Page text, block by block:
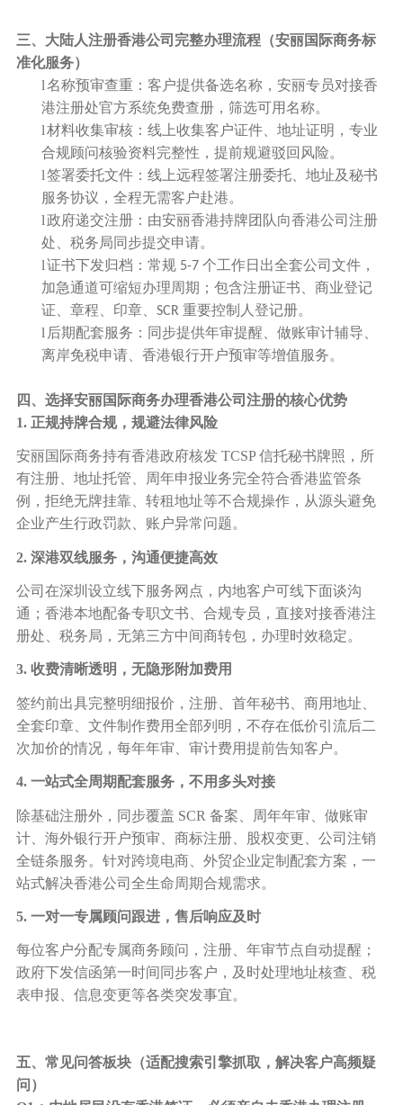
三、大陆人注册香港公司完整办理流程（安丽国际商务标
准化服务）
l名称预审查重：客户提供备选名称，安丽专员对接香
港注册处官方系统免费查册，筛选可用名称。
l材料收集审核：线上收集客户证件、地址证明，专业
合规顾问核验资料完整性，提前规避驳回风险。
l签署委托文件：线上远程签署注册委托、地址及秘书
服务协议，全程无需客户赴港。
l政府递交注册：由安丽香港持牌团队向香港公司注册
处、税务局同步提交申请。
l证书下发归档：常规5-7 个工作日出全套公司文件，
加急通道可缩短办理周期；包含注册证书、商业登记
证、章程、印章、 SCR 重要控制人登记册。
l 后期配套服务：同步提供年审提醒、做账审计辅导、
离岸免税申请、香港银行开户预审等增值服务。
四、选择安丽国际商务办理香港公司注册的核心优势
1. 正规持牌合规，规避法律风险
安丽国际商务持有香港政府核发TCSP 信托秘书牌照，所
有注册、地址托管、周年申报业务完全符合香港监管条
例，拒绝无牌挂靠、转租地址等不合规操作，从源头避免
企业产生行政罚款、账户异常问题。
2. 深港双线服务，沟通便捷高效
公司在深圳设立线下服务网点，内地客户可线下面谈沟
通；香港本地配备专职文书、合规专员，直接对接香港注
册处、税务局，无第三方中间商转包，办理时效稳定。
3. 收费清晰透明，无隐形附加费用
签约前出具完整明细报价，注册、首年秘书、商用地址、
全套印章、文件制作费用全部列明，不存在低价引流后二
次加价的情况，每年年审、审计费用提前告知客户。
4. 一站式全周期配套服务，不用多头对接
除基础注册外，同步覆盖 SCR 备案、周年年审、做账审
计、海外银行开户预审、商标注册、股权变更、公司注销
全链条服务。针对跨境电商、外贸企业定制配套方案，一
站式解决香港公司全生命周期合规需求。
5. 一对一专属顾问跟进，售后响应及时
每位客户分配专属商务顾问，注册、年审节点自动提醒；
政府下发信函第一时间同步客户，及时处理地址核查、税
表申报、信息变更等各类突发事宜。
五、常见问答板块（适配搜索引擎抓取，解决客户高频疑
问）